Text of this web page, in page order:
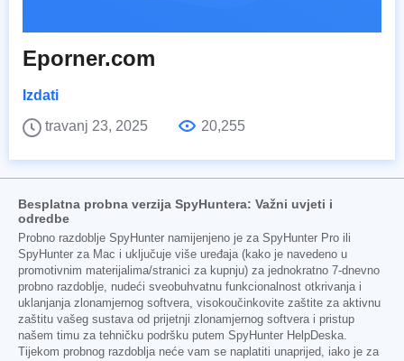
Eporner.com
Izdati
travanj 23, 2025
20,255
Besplatna probna verzija SpyHuntera: Važni uvjeti i
odredbe
Probno razdoblje SpyHunter namijenjeno je za SpyHunter Pro ili
SpyHunter za Mac i uključuje više uređaja (kako je navedeno u
promotivnim materijalima/stranici za kupnju) za jednokratno 7-dnevno
probno razdoblje, nudeći sveobuhvatnu funkcionalnost otkrivanja i
uklanjanja zlonamjernog softvera, visokoučinkovite zaštite za aktivnu
zaštitu vašeg sustava od prijetnji zlonamjernog softvera i pristup
našem timu za tehničku podršku putem SpyHunter HelpDeska.
Tijekom probnog razdoblja neće vam se naplatiti unaprijed, iako je za